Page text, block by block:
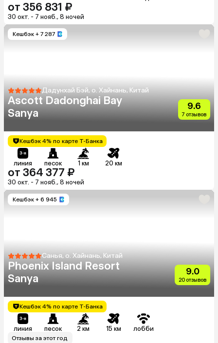
от 356 831 ₽
30 окт. - 7 нояб., 8 ночей
Кешбэк + 7 287
Дадунхай Бэй, о. Хайнань, Китай
Ascott Dadonghai Bay
Sanya
9.6
7 отзывов
Кешбэк 4% по карте Т-Банка
линия песок 1 км 20 км
от 364 377 ₽
30 окт. - 7 нояб., 8 ночей
Кешбэк + 6 945
Санья, о. Хайнань, Китай
Phoenix Island Resort
Sanya
9.0
20 отзывов
Кешбэк 4% по карте Т-Банка
линия песок 2 км 15 км лобби
Отзывы за этот год